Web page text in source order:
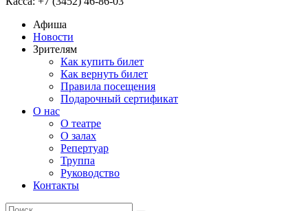
Афиша
Новости
Зрителям
Как купить билет
Как вернуть билет
Правила посещения
Подарочный сертификат
О нас
О театре
О залах
Репертуар
Труппа
Руководство
Контакты